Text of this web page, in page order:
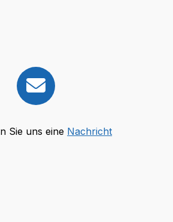
Sie uns eine Nachricht